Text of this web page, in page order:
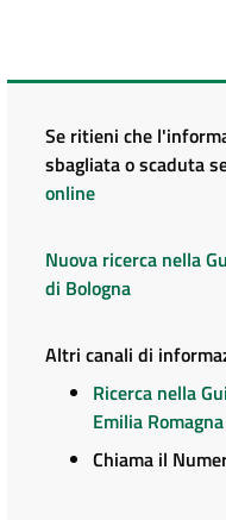
Se ritieni che
sbagliata o scaduta
online
Nuova ricerca nella
di Bologna
Altri canali di
Ricerca nella
Emilia Romagna
Chiama il